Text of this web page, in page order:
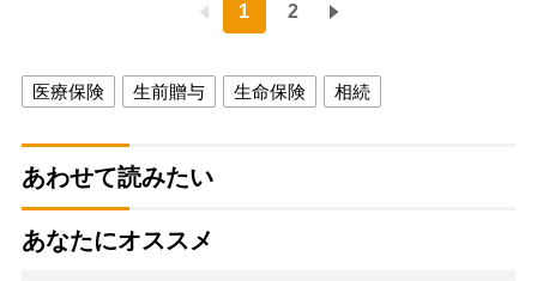
1 2
医療保険 生前贈与 生命保険 相続
あわせて読みたい
あなたにオススメ